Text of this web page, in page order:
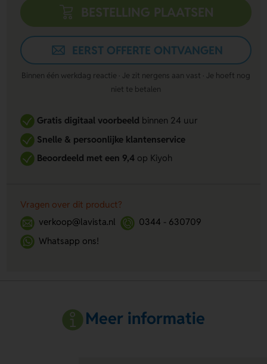
BESTELLING PLAATSEN
EERST OFFERTE ONTVANGEN
Binnen één werkdag reactie · Je zit nergens aan vast · Je hoeft nog
niet te betalen
Gratis digitaal voorbeeldbinnen 24 uur
Snelle & persoonlijke klantenservice
Beoordeeld met een 9,4op Kiyoh
Vragen over dit product?
verkoop@lavista.nl
0344 - 630709
Whatsapp ons!
Meer informatie